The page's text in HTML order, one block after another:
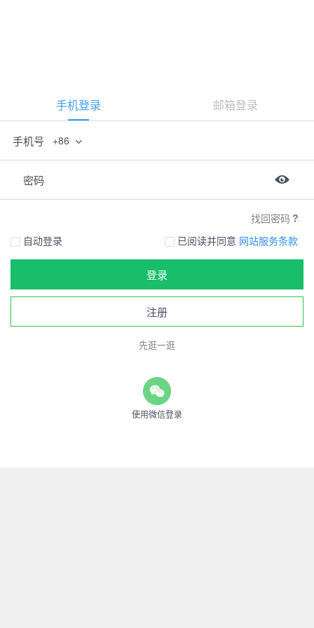
手机登录 邮箱登录
手机号 +86
密码
找回密码
自动登录
已阅读并同意 网站服务条款
登录
注册
先逛一逛
使用微信登录